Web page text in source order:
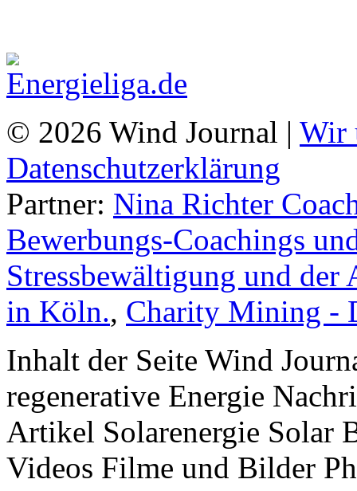
© 2026 Wind Journal | Wir
Datenschutzerklärung
Partner: Nina Richter
Bewerbungs-Coachings
Stressbewältigung und
in Köln., Charity Mining -
Inhalt der Seite Wind
regenerative Energie
Artikel Solarenergie Solar
Videos Filme und Bilder